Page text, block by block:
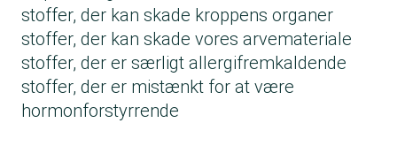
stoffer, der kan skade kroppens organer
stoffer, der kan skade vores arvemateriale
stoffer, der er særligt allergifremkaldende
stoffer, der er mistænkt for at være
hormonforstyrrende